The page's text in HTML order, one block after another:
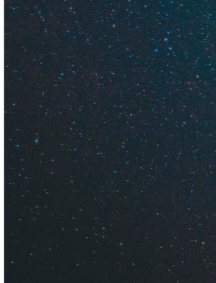
Дешево
Найти
Просто
Что?! Дешево?! —
(этому мы
примеру, как
недорого
Еда, напитки,
последние